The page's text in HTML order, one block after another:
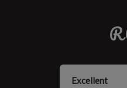
Excellent